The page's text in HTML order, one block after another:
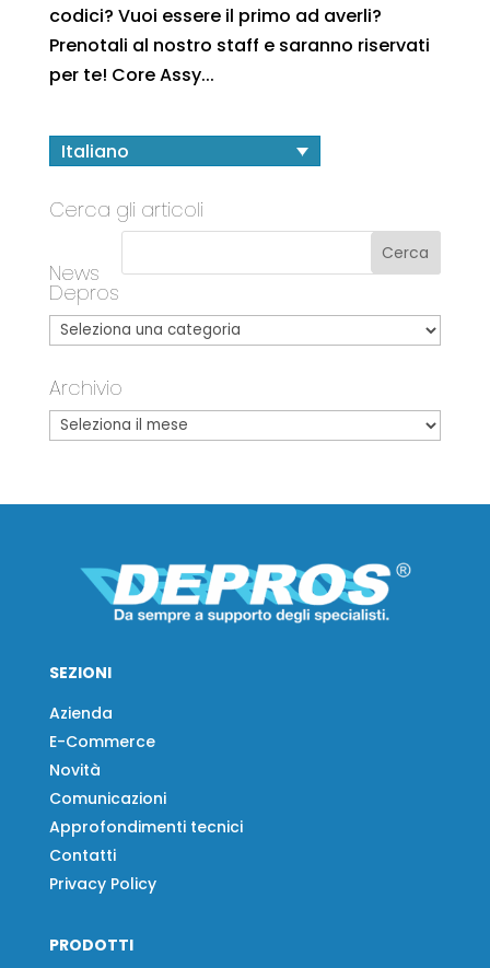
codici? Vuoi essere il primo ad averli?
Prenotali al nostro staff e saranno riservati
per te! Core Assy...
Italiano
Cerca gli articoli
News
Depros
Archivio
SEZIONI
Azienda
E-Commerce
Novità
Comunicazioni
Approfondimenti tecnici
Contatti
Privacy Policy
PRODOTTI